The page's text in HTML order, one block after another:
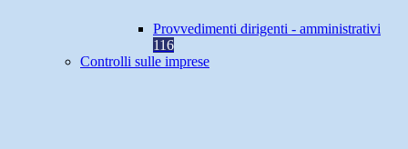
Provvedimenti dirigenti - amministrativi
116
Controlli sulle imprese